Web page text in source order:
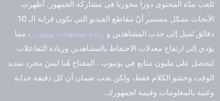
تَلعب مدّة المحتوى دوراً محورياً في مشاركة الجمهور. أظهرت
الأبحاث بشكل مستمر أنّ مقاطع الفيديو التي تكون قرابة الـ 10
دقائق تَميل إلى جذب المشاهدين و زيادة مشاهدات يوتيوب ، مما
يؤدي إلى ارتفاع معدلات الاحتفاظ بالمشاهدين وزيادة التفاعلات
لتحصل على مليون متابع في يوتيوب . المفتاح هُنا ليسَ مجرد تمديد
الوقت وحشو الكلام فقط، ولكن يجب ضمان أن كل دقيقة جذابة
وغنية بالمعلومات وقيمة لجمهورك.